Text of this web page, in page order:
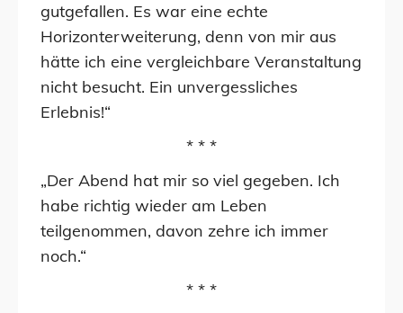
gutgefallen. Es war eine echte
Horizonterweiterung, denn von mir aus
hätte ich eine vergleichbare Veranstaltung
nicht besucht. Ein unvergessliches
Erlebnis!“
* * *
„Der Abend hat mir so viel gegeben. Ich
habe richtig wieder am Leben
teilgenommen, davon zehre ich immer
noch.“
* * *